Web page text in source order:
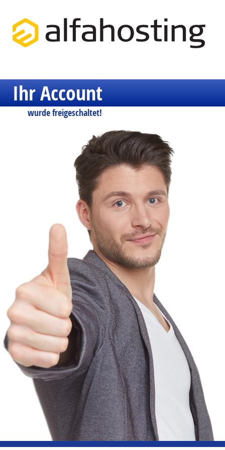
Ihr Account
wurde freigeschaltet!